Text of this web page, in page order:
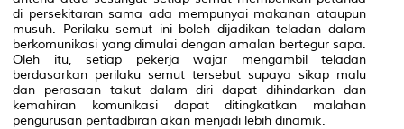
di persekitaran sama ada mempunyai makanan ataupun
musuh. Perilaku semut ini boleh dijadikan teladan dalam
berkomunikasi yang dimulai dengan amalan bertegur sapa.
Oleh itu, setiap pekerja wajar mengambil teladan
berdasarkan perilaku semut tersebut supaya sikap malu
dan perasaan takut dalam diri dapat dihindarkan dan
kemahiran komunikasi dapat ditingkatkan malahan
pengurusan pentadbiran akan menjadi lebih dinamik.